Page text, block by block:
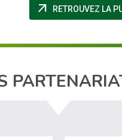
arrow_outward RETROUVEZ LA